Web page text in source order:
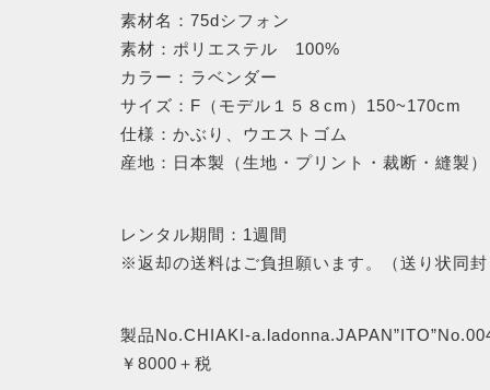
RANKING
NEW ITEM
素材名：75dシフォン
素材：ポリエステル 100%
カラー：ラベンダー
サイズ：F（モデル１５８cm）150~170cm
仕様：かぶり、ウエストゴム
産地：日本製（生地・プリント・裁断・縫製）
レンタル期間：1週間
※返却の送料はご負担願います。（送り状同
製品No.CHIAKI-
￥8000＋税